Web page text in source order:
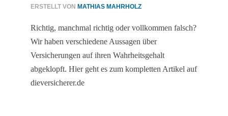
ERSTELLT VON MATHIAS MAHRHOLZ
Richtig, manchmal richtig oder vollkommen falsch?
Wir haben verschiedene Aussagen über
Versicherungen auf ihren Wahrheitsgehalt
abgeklopft. Hier geht es zum kompletten Artikel auf
dieversicherer.de